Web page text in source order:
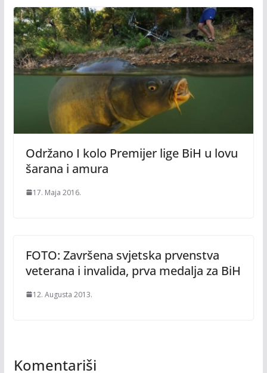
Održano I kolo Premijer lige BiH u lovu
šarana i amura
17. Maja 2016.
FOTO: Završena svjetska prvenstva
veterana i invalida, prva medalja za BiH
12. Augusta 2013.
Komentariši